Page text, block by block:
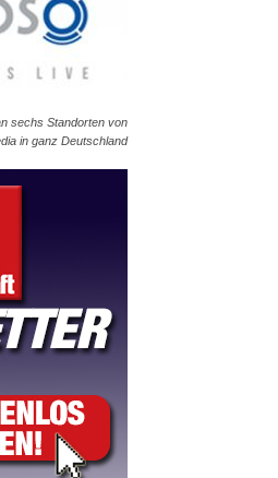
sechs Standorten von
in ganz Deutschland